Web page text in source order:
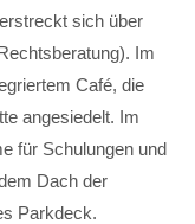
sich über
Im
Café, die
angesiedelt. Im
für Schulungen und
Dach der
Parkdeck.